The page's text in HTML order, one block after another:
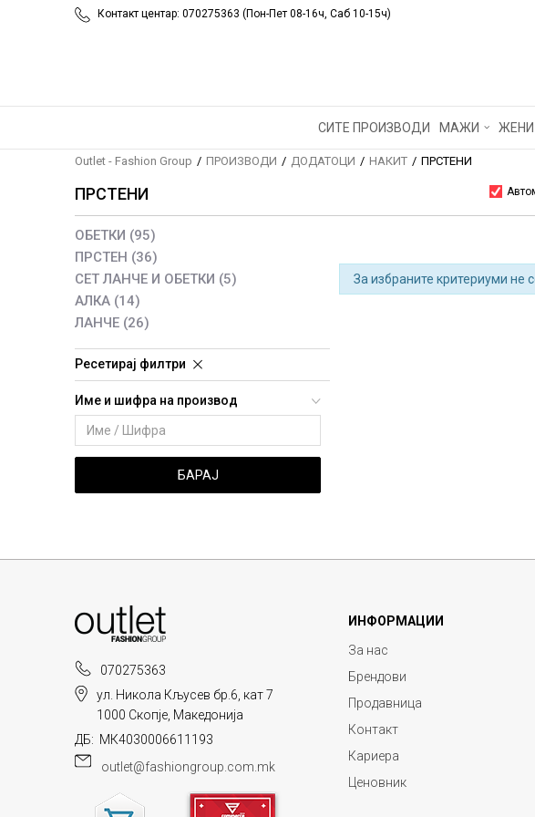
Контакт центар: 070275363 (Пон-Пет 08-16ч, Саб 10-15ч)
СИТЕ ПРОИЗВОДИ МАЖИ ЖЕНИ
Outlet - Fashion Group ПРОИЗВОДИ ДОДАТОЦИ НАКИТ ПРСТЕНИ
ПРСТЕНИ
ОБЕТКИ (95)
ПРСТЕН (36)
СЕТ ЛАНЧЕ И ОБЕТКИ (5)
АЛКА (14)
ЛАНЧЕ (26)
Ресетирај филтри
Име и шифра на производ
БАРАЈ
За избраните критериуми не
070275363
ул. Никола Кљусев бр.6, кат 7
1000 Скопје, Македонија
ДБ: МК4030006611193
outlet@fashiongroup.com.mk
ИНФОРМАЦИИ
За нас
Брендови
Продавница
Контакт
Кариера
Ценовник